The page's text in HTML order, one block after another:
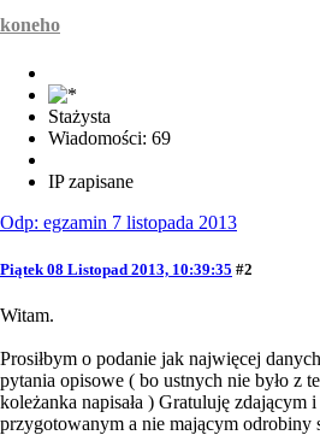
koneho
Stażysta
Wiadomości: 69
IP zapisane
Odp: egzamin 7 listopada 2013
Piątek 08 Listopad 2013, 10:39:35 #2
Witam.
Prosiłbym o podanie jak najwięcej
pytania opisowe ( bo ustnych nie było z
koleżanka napisała ) Gratuluję zdającym
przygotowanym a nie mającym odrobiny